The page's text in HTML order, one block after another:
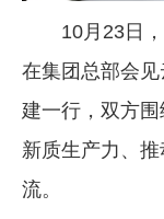
行情报价
10月23日
在集团总部会
建一行，双方
新质生产力、
流。